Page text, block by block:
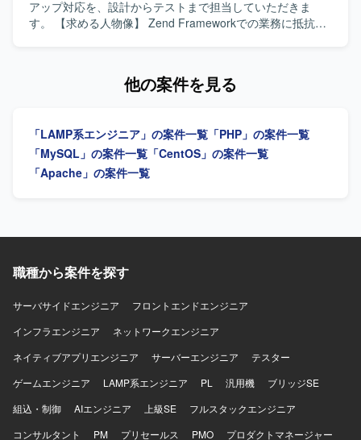
できます。決済領域における専門性を高めつつ、AI駆動開
発など新しい技術要素にも触れられる環境です。既に複数
境での開発となります。
アップ対応を、設計からテストまで担当していただきま
す。 【求める人物像】 Zend Frameworkでの業務に抵抗が
環境】 LAMP環境、PHP、Zend Frameworkを使用します。
他の案件を見る
「LAMP系エンジニア」の案件一覧 「PHP」の案件一覧
「MySQL」の案件一覧 「CentOS」の案件一覧
「Apache」の案件一覧
職種から案件を探す
サーバサイドエンジニア
フロントエンドエンジニア
インフラエンジニア
ネットワークエンジニア
ネイティブアプリエンジニア
サーバーエンジニア
テスター
ゲームエンジニア
LAMP系エンジニア PL 汎用機
ブリッジSE
組込・制御
AIエンジニア 上級SE
フルスタックエンジニア
コンサルタント
PM プリセールス PMO
プロダクトマネージャー